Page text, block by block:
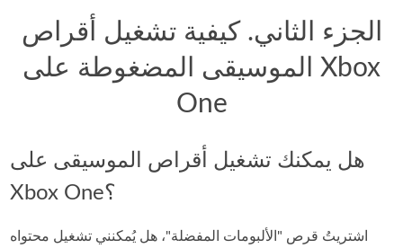
الجزء الثاني. كيفية تشغيل أقراص
الموسيقى المضغوطة على Xbox
One
هل يمكنك تشغيل أقراص الموسيقى على
Xbox One؟
اشتريتُ قرص "الألبومات المفضلة"، هل يُمكنني تشغيل محتواه